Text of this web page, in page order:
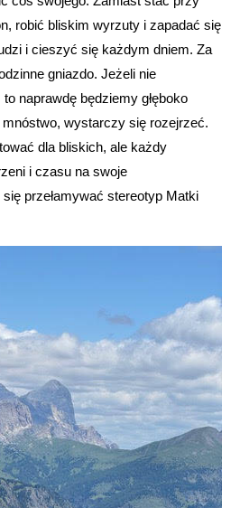
robić bliskim wyrzuty i zapadać się
i cieszyć się każdym dniem. Za
gniazdo. Jeżeli nie
naprawdę będziemy głęboko
wystarczy się rozejrzeć.
dla bliskich, ale każdy
i czasu na swoje
przełamywać stereotyp Matki